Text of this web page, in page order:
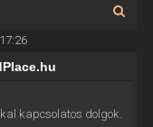
kapcsolatos dolgok.